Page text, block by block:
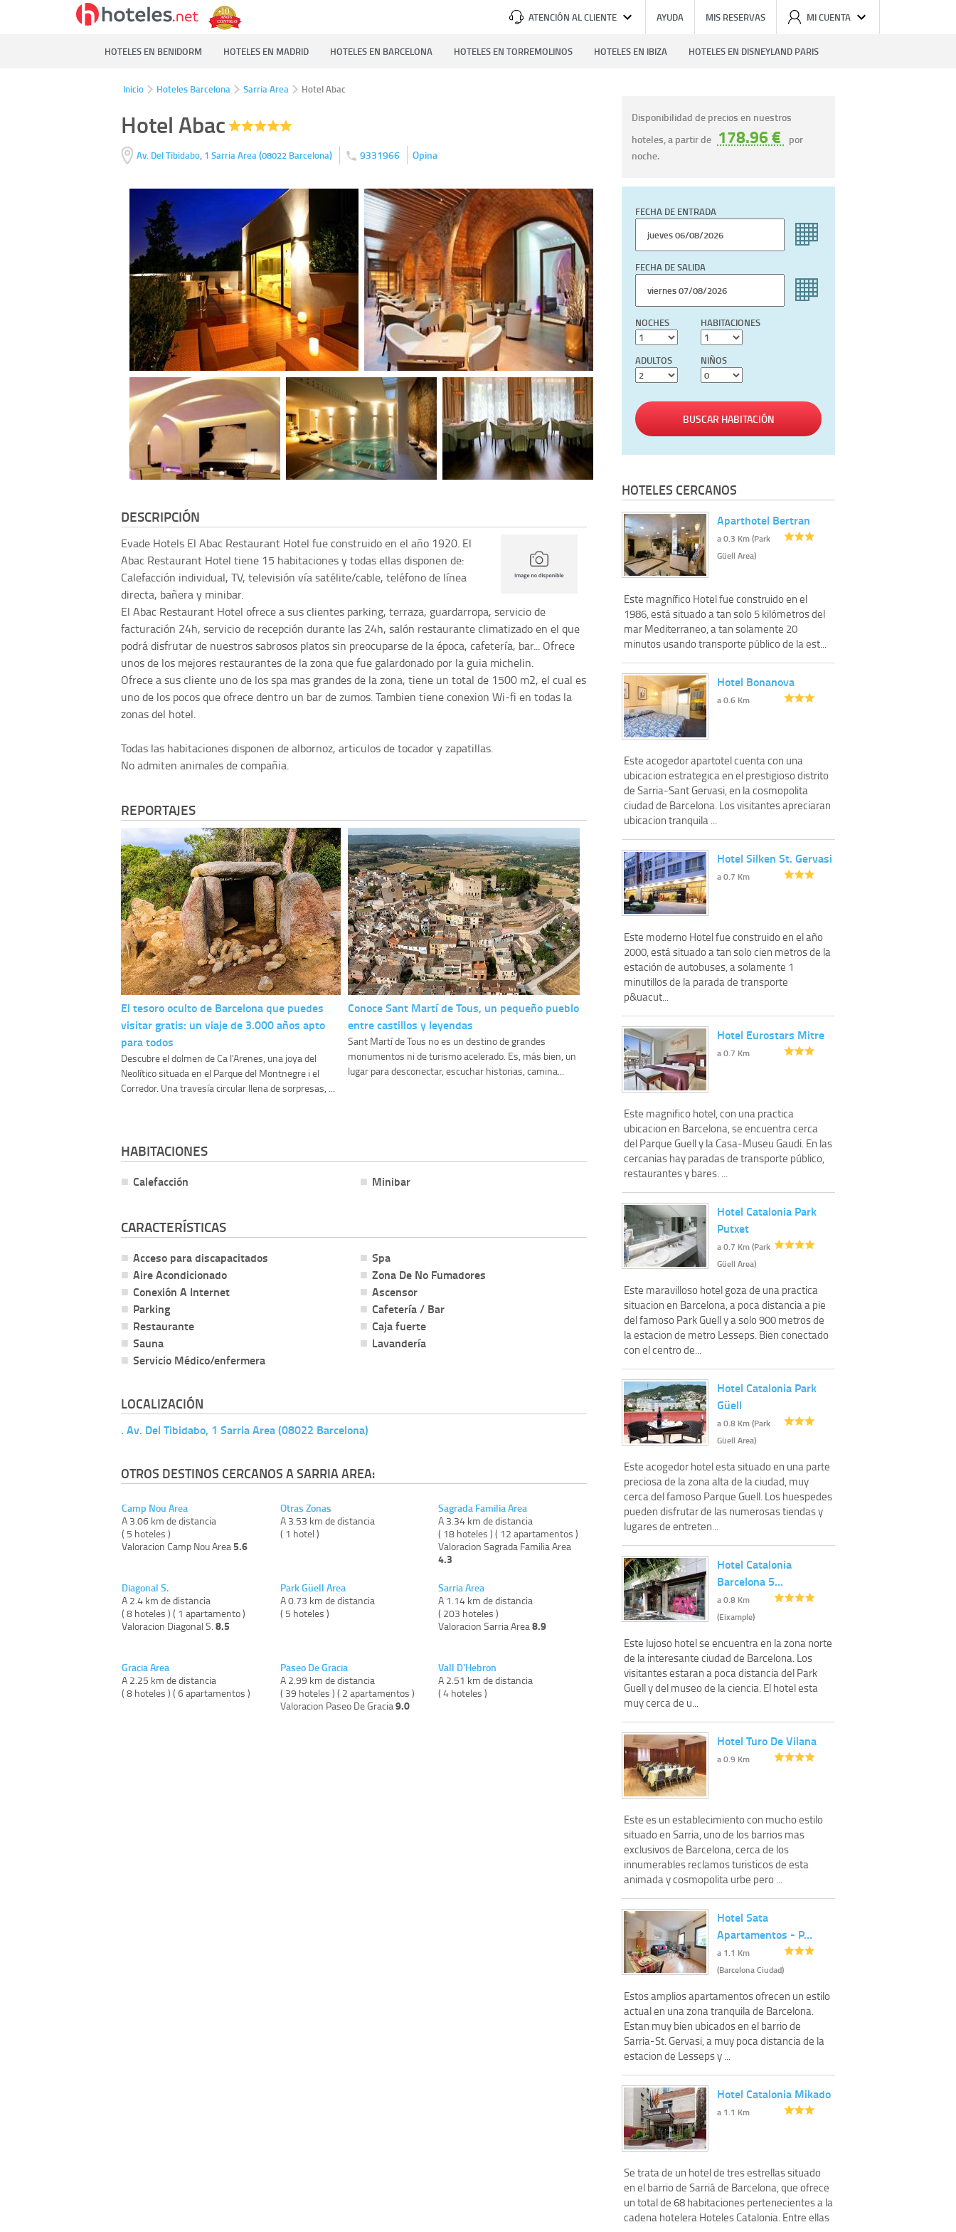
ATENCIÓN AL CLIENTE AYUDA MIS RESERVAS MI CUENTA
HOTELES EN BENIDORM HOTELES EN MADRID HOTELES EN BARCELONA HOTELES EN TORREMOLINOS HOTELES EN IBIZA HOTELES EN DISNEYLAND PARIS
Inicio Hoteles Barcelona Sarria Area Hotel Abac
Hotel Abac
Av. Del Tibidabo, 1 Sarria Area(08022 Barcelona) 9331966 Opina
DESCRIPCIÓN
Evade Hotels El Abac Restaurant Hotel fue construido en el año 1920. El
Abac Restaurant Hotel tiene 15 habitaciones y todas ellas disponen de:
Calefacción individual, TV, televisión vía satélite/cable, teléfono de línea
directa, bañera y minibar.
El Abac Restaurant Hotel ofrece a sus clientes parking, terraza, guardarropa, servicio de
facturación 24h, servicio de recepción durante las 24h, salón restaurante climatizado en el que
podrá disfrutar de nuestros sabrosos platos sin preocuparse de la época, cafetería, bar... Ofrece
unos de los mejores restaurantes de la zona que fue galardonado por la guia michelin.
Ofrece a sus cliente uno de los spa mas grandes de la zona, tiene un total de 1500 m2, el cual es
uno de los pocos que ofrece dentro un bar de zumos. Tambien tiene conexion Wi-fi en todas la
zonas del hotel.
Todas las habitaciones disponen de albornoz, articulos de tocador y zapatillas.
No admiten animales de compañia.
REPORTAJES
El tesoro oculto de Barcelona que puedes
visitar gratis: un viaje de 3.000 años apto
para todos
Descubre el dolmen de Ca l'Arenes, una joya del
Neolítico situada en el Parque del Montnegre i el
Corredor. Una travesía circular llena de sorpresas, ...
Conoce Sant Martí de Tous, un pequeño pueblo
entre castillos y leyendas
Sant Martí de Tous no es un destino de grandes
monumentos ni de turismo acelerado. Es, más bien, un
lugar para desconectar, escuchar historias, camina...
HABITACIONES
Calefacción Minibar
CARACTERÍSTICAS
Acceso para discapacitados
Aire Acondicionado
Conexión A Internet
Parking
Restaurante
Sauna
Servicio Médico/enfermera
Spa
Zona De No Fumadores
Ascensor
Cafetería / Bar
Caja fuerte
Lavandería
LOCALIZACIÓN
. Av. Del Tibidabo, 1 Sarria Area (08022 Barcelona)
OTROS DESTINOS CERCANOS A SARRIA AREA:
Camp Nou Area
A 3.06 km de distancia
( 5 hoteles )
Valoracion Camp Nou Area 5.6
Diagonal S.
A 2.4 km de distancia
( 8 hoteles ) ( 1 apartamento )
Valoracion Diagonal S. 8.5
Gracia Area
A 2.25 km de distancia
( 8 hoteles ) ( 6 apartamentos )
Otras Zonas
A 3.53 km de distancia
( 1 hotel )
Park Güell Area
A 0.73 km de distancia
( 5 hoteles )
Paseo De Gracia
A 2.99 km de distancia
( 39 hoteles ) ( 2 apartamentos )
Valoracion Paseo De Gracia 9.0
Sagrada Familia Area
A 3.34 km de distancia
( 18 hoteles ) ( 12 apartamentos )
Valoracion Sagrada Familia Area
4.3
Sarria Area
A 1.14 km de distancia
( 203 hoteles )
Valoracion Sarria Area8.9
Vall D'Hebron
A 2.51 km de distancia
( 4 hoteles )
Disponibilidad de precios en nuestros
hoteles, a partir de 178.96 €
por
noche.
FECHA DE ENTRADA
FECHA DE SALIDA
NOCHES HABITACIONES
ADULTOS NIÑOS
BUSCAR HABITACIÓN
HOTELES CERCANOS
Aparthotel Bertran
a 0.3 Km (Park
Güell Area)
Este magnífico Hotel fue construido en el
1986, está situado a tan solo 5 kilómetros del
mar Mediterraneo, a tan solamente 20
minutos usando transporte público de la est...
Hotel Bonanova
a 0.6 Km
Este acogedor apartotel cuenta con una
ubicacion estrategica en el prestigioso distrito
de Sarria-Sant Gervasi, en la cosmopolita
ciudad de Barcelona. Los visitantes apreciaran
ubicacion tranquila ...
Hotel Silken St. Gervasi
a 0.7 Km
Este moderno Hotel fue construido en el año
2000, está situado a tan solo cien metros de la
estación de autobuses, a solamente 1
minutillos de la parada de transporte
p&uacut...
Hotel Eurostars Mitre
a 0.7 Km
Este magnifico hotel, con una practica
ubicacion en Barcelona, se encuentra cerca
del Parque Guell y la Casa-Museu Gaudi. En las
cercanias hay paradas de transporte público,
restaurantes y bares. ...
Hotel Catalonia Park
Putxet
a 0.7 Km (Park
Güell Area)
Este maravilloso hotel goza de una practica
situacion en Barcelona, a poca distancia a pie
del famoso Park Guell y a solo 900 metros de
la estacion de metro Lesseps. Bien conectado
con el centro de...
Hotel Catalonia Park
Güell
a 0.8 Km (Park
Güell Area)
Este acogedor hotel esta situado en una parte
preciosa de la zona alta de la ciudad, muy
cerca del famoso Parque Guell. Los huespedes
pueden disfrutar de las numerosas tiendas y
lugares de entreten...
Hotel Catalonia
Barcelona 5…
a 0.8 Km
(Eixample)
Este lujoso hotel se encuentra en la zona norte
de la interesante ciudad de Barcelona. Los
visitantes estaran a poca distancia del Park
Guell y del museo de la ciencia. El hotel esta
muy cerca de u...
Hotel Turo De Vilana
a 0.9 Km
Este es un establecimiento con mucho estilo
situado en Sarria, uno de los barrios mas
exclusivos de Barcelona, cerca de los
innumerables reclamos turisticos de esta
animada y cosmopolita urbe pero ...
Hotel Sata
Apartamentos - P…
a 1.1 Km
(Barcelona Ciudad)
Estos amplios apartamentos ofrecen un estilo
actual en una zona tranquila de Barcelona.
Estan muy bien ubicados en el barrio de
Sarria-St. Gervasi, a muy poca distancia de la
estacion de Lesseps y ...
Hotel Catalonia Mikado
a 1.1 Km
Se trata de un hotel de tres estrellas situado
en el barrio de Sarriá de Barcelona, que ofrece
un total de 68 habitaciones pertenecientes a la
cadena hotelera Hoteles Catalonia. Entre ellas